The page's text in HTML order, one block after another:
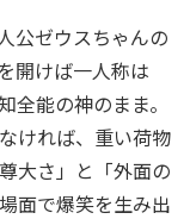
公ゼウスちゃんの
開けば一人称は
全能の神のまま。
ければ、重い荷物
大さ」と「外面の
面で爆笑を生み出